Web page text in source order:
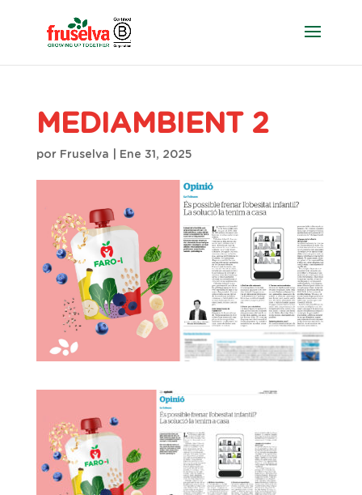
MEDIAMBIENT 2
por Fruselva Ene 31, 2025